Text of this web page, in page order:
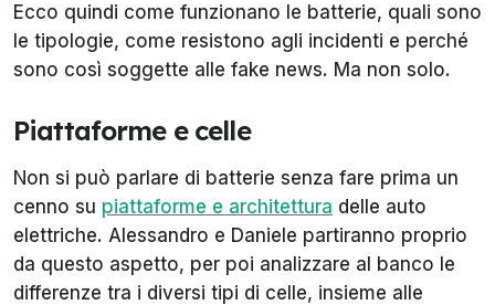
Ecco quindi come funzionano le batterie, quali sono
le tipologie, come resistono agli incidenti e perché
sono così soggette alle fake news. Ma non solo.
Piattaforme e celle
Non si può parlare di batterie senza fare prima un
cenno su piattaforme e architettura delle auto
elettriche. Alessandro e Daniele partiranno proprio
da questo aspetto, per poi analizzare al banco le
differenze tra i diversi tipi di celle, insieme alle